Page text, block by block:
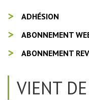
ADHÉSION
ABONNEMENT
ABONNEMENT
VIENT